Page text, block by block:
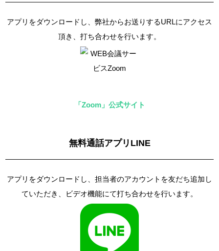
アプリをダウンロードし、弊社からお送りするURLにアクセス
頂き、打ち合わせを行います。
「Zoom」公式サイト
無料通話アプリLINE
アプリをダウンロードし、担当者のアカウントを友だち追加し
ていただき、ビデオ機能にて打ち合わせを行います。